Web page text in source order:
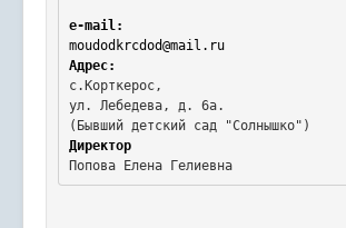
e-mail:
moudodkrcdod@mail.ru
Адрес:
с.Корткерос,
ул. Лебедева, д. 6а.
Директор
Попова Елена Гелиевна